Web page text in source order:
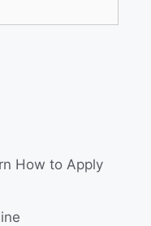
How to Apply